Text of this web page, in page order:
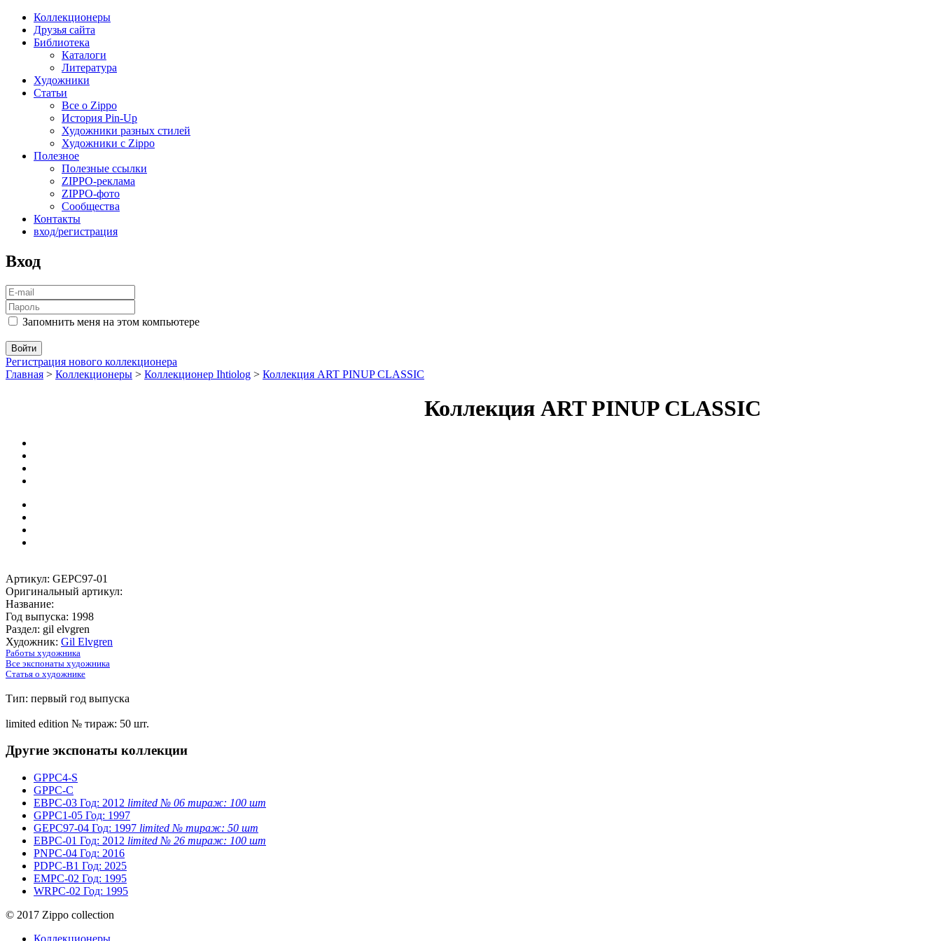
Коллекционеры
Друзья сайта
Библиотека
Каталоги
Литература
Художники
Статьи
Все о Zippo
История Pin-Up
Художники разных стилей
Художники с Zippo
Полезное
Полезные ссылки
ZIPPO-реклама
ZIPPO-фото
Сообщества
Контакты
вход/регистрация
Вход
Запомнить меня на этом компьютере
Регистрация нового коллекционера
Главная > Коллекционеры > Коллекционер Ihtiolog > Коллекция ART PINUP CLASSIC
Коллекция ART PINUP CLASSIC
Артикул: GEPC97-01
Оригинальный артикул:
Название:
Год выпуска: 1998
Раздел: gil elvgren
Художник: Gil Elvgren
Работы художника
Все экспонаты художника
Статья о художнике
Тип: первый год выпуска
limited edition № тираж: 50 шт.
Другие экспонаты коллекции
GPPC4-S
GPPC-C
EBPC-03 Год: 2012 limited № 06 тираж: 100 шт
GPPC1-05 Год: 1997
GEPC97-04 Год: 1997 limited № тираж: 50 шт
EBPC-01 Год: 2012 limited № 26 тираж: 100 шт
PNPC-04 Год: 2016
PDPC-B1 Год: 2025
EMPC-02 Год: 1995
WRPC-02 Год: 1995
© 2017 Zippo collection